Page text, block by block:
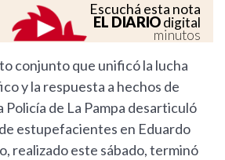
Escuchá esta nota
EL DIARIOdigital
minutos
conjunto que unificó la lucha
y la respuesta a hechos de
Policía de La Pampa desarticuló
estupefacientes en Eduardo
realizado este sábado, terminó